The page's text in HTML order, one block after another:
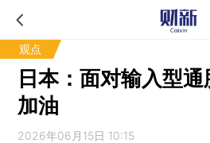
观点
日本：面对输入型
加油
2026年06月15日 10:15